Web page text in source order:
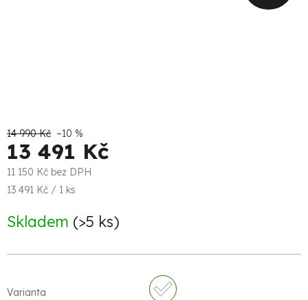
14 990 Kč –10 %
13 491 Kč
11 150 Kč bez DPH
Měrná
13 491 Kč / 1 ks
Skladem (>5 ks)
Varianta